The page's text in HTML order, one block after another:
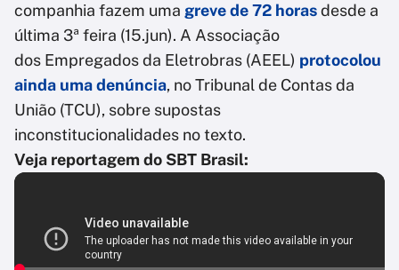
companhia fazem uma greve de 72 horasdesde a
última 3ª feira (15.jun). A Associação
dos Empregados da Eletrobras (AEEL) protocolou
ainda uma denúncia, no Tribunal de Contas da
União (TCU), sobre supostas
inconstitucionalidades no texto.
Veja reportagem do SBT Brasil: